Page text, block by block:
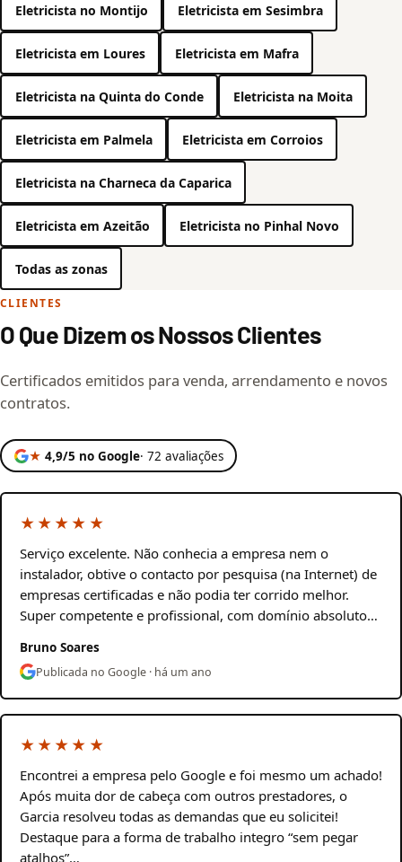
Eletricista no Montijo Eletricista em Sesimbra
Eletricista em Loures Eletricista em Mafra
Eletricista na Quinta do Conde Eletricista na Moita
Eletricista em Palmela Eletricista em Corroios
Eletricista na Charneca da Caparica
Eletricista em Azeitão Eletricista no Pinhal Novo
Todas as zonas
CLIENTES
O Que Dizem os Nossos Clientes
Certificados emitidos para venda, arrendamento e novos
contratos.
★ 4,9/5 no Google· 72 avaliações
★★★★★
Serviço excelente. Não conhecia a empresa nem o
instalador, obtive o contacto por pesquisa (na Internet) de
empresas certificadas e não podia ter corrido melhor.
Super competente e profissional, com domínio absoluto…
Bruno Soares
Publicada no Google · há um ano
★★★★★
Encontrei a empresa pelo Google e foi mesmo um achado!
Após muita dor de cabeça com outros prestadores, o
Garcia resolveu todas as demandas que eu solicitei!
Destaque para a forma de trabalho integro “sem pegar
atalhos”…